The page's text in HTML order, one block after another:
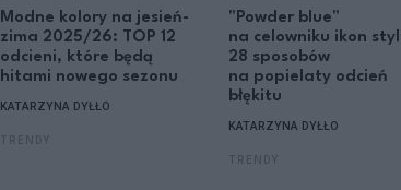
Modne kolory na jesień-
zima 2025/26: TOP 12
odcieni, które będą
hitami nowego sezonu
KATARZYNA DYŁŁO
"Powder blue"
na celowniku ikon
28 sposobów
na popielaty odcień
błękitu
KATARZYNA DYŁŁO